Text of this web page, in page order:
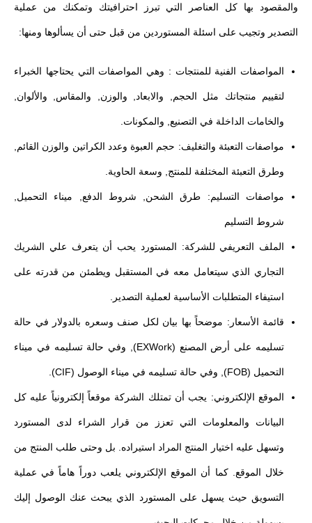
والمقصود بها كل العناصر التي تبرز احترافيتك وتمكنك من عملية
التصدير وتجيب على اسئلة المستوردين من قبل حتى أن يسألوها ومنها:
المواصفات الفنية للمنتجات : وهي المواصفات التي يحتاجها الخبراء
لتقييم منتجاتك مثل الحجم, والابعاد, والوزن, والمقاس, والألوان,
والخامات الداخلة في التصنيع, والمكونات.
مواصفات التعبئة والتغليف: حجم العبوة وعدد الكراتين والوزن القائم,
وطرق التعبئة المختلفة للمنتج, وسعة الحاوية.
مواصفات التسليم: طرق الشحن, شروط الدفع, ميناء التحميل,
شروط التسليم
الملف التعريفي للشركة: المستورد يحب أن يتعرف علي الشريك
التجاري الذي سيتعامل معه في المستقبل ويطمئن من قدرته على
استيفاء المتطلبات الأساسية لعملية التصدير.
قائمة الأسعار: موضحاً بها بيان لكل صنف وسعره بالدولار في حالة
تسليمه على أرض المصنع (EXWork), وفي حالة تسليمه في ميناء
التحميل (FOB), وفي حالة تسليمه في ميناء الوصول (CIF).
الموقع الإلكتروني: يجب أن تمتلك الشركة موقعاً إلكترونياً عليه كل
البيانات والمعلومات التي تعزز من قرار الشراء لدى المستورد
وتسهل عليه اختيار المنتج المراد استيراده. بل وحتى طلب المنتج من
خلال الموقع. كما أن الموقع الإلكتروني يلعب دوراً هاماً في عملية
التسويق حيث يسهل على المستورد الذي يبحث عنك الوصول إليك